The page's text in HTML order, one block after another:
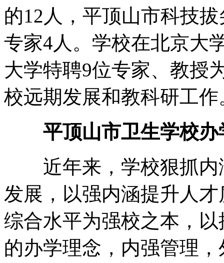
的12人，平顶山市科技
专家4人。学校在北京大
大学特聘9位专家、教授
校远期发展和教科研工作
平顶山市卫生学校办
近年来，学校狠抓内
发展，以强内涵提升人
综合水平为强校之本，
的办学理念，内强管理